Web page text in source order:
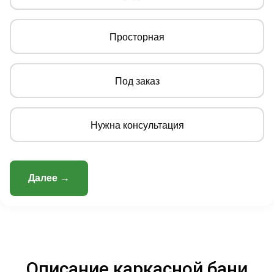
Просторная
Под заказ
Нужна консультация
Далее →